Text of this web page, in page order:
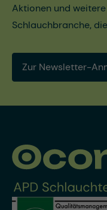
Aktionen und
Schlauchbranche,
Zur Newsletter-